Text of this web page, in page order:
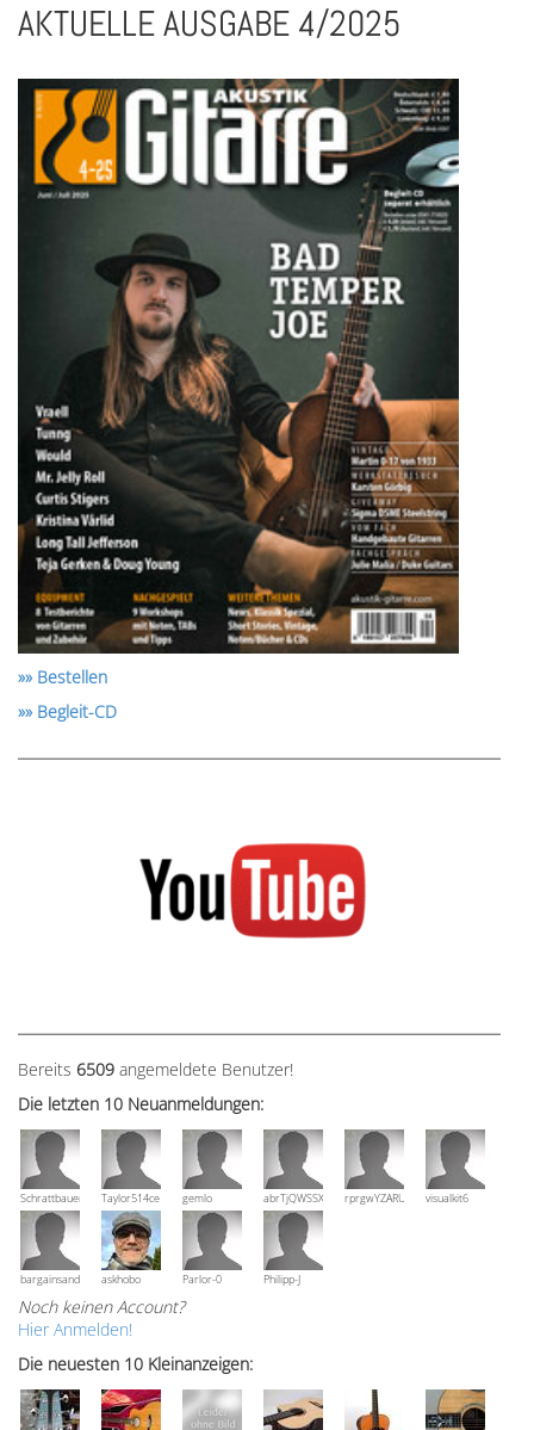
AKTUELLE AUSGABE 4/2025
»» Bestellen
»» Begleit-CD
Bereits 6509 angemeldete Benutzer!
Die letzten 10 Neuanmeldungen:
Schrattbauer Taylor514ce gemlo abrTjQWSSXuVznPolErprgwYZARUTZQyCWESpD
visualkit6
bargainsandmoreaskhobo Parlor-0 Philipp-J
Noch keinen Account?
Hier Anmelden!
Die neuesten 10 Kleinanzeigen: